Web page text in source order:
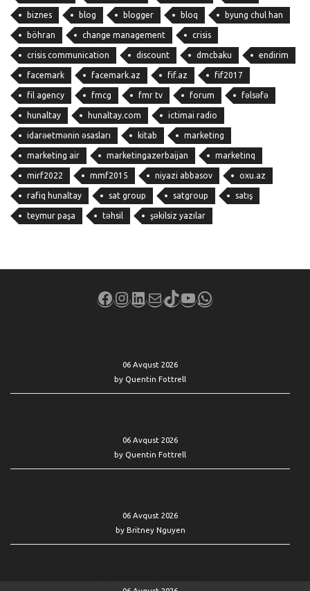
biznes blog blogger bloq byung chul han
böhran change management crisis
crisis communication discount dmcbaku endirim
facemark facemark.az fif.az fif2017
fil agency fmcg fmr tv forum fəlsəfə
hunaltay hunaltay.com ictimai radio
idarəetmənin əsasları kitab marketing
marketing air marketingazerbaijan marketinq
mirf2022 mmf2015 niyazi abbasov oxu.az
rafiq hunaltay sat group satgroup satış
teymur paşa təhsil şəkilsiz yazılar
Facebook
Instagram
LinkedIn
MailTikTok
YouTube
WhatsApp
06 Avqust 2026
by Quentin Fottrell
06 Avqust 2026
by Quentin Fottrell
06 Avqust 2026
by Britney Nguyen